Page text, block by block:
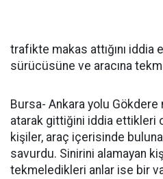
trafikte makas attığını
sürücüsüne ve aracına
Bursa- Ankara yolu
atarak gittiğini iddia ettikleri
kişiler, araç içerisinde
savurdu. Sinirini alamayan
tekmeledikleri anlar ise bir